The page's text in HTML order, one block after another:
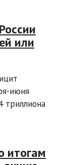
или
июня
триллиона
итогам